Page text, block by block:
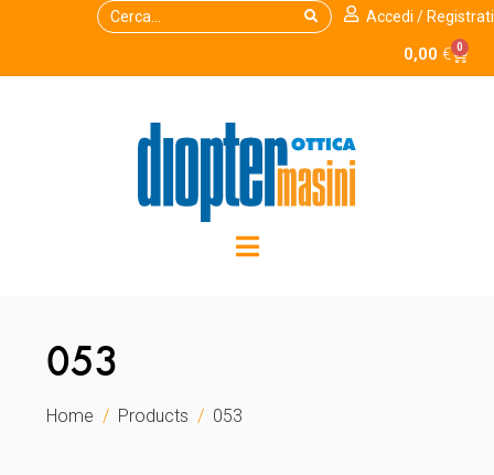
Accedi / Registrati
0,00 € 0
053
Home Products 053